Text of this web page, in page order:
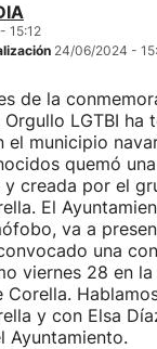
15:12
24/06/2024 -
de la
LGTBI ha
el municipio
quemó
creada por el
El
va a
una
viernes 28 en
Corella.
y con Elsa
Ayuntamiento.